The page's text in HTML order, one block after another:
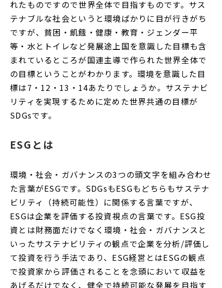
れたものですので世界全体で目指すものです。サス
テナブルな社会というと環境ばかりに目が行きがち
ですが、貧困・飢餓・健康・教育・ジェンダー平
等・水とトイレなど発展途上国を意識した目標も含
まれているところが国連主導で作られた世界全体で
の目標ということがわかります。環境を意識した目
標は7・12・13・14あたりでしょうか。サステナビ
リティを実現するために定めた世界共通の目標が
SDGsです。
ESGとは
環境・社会・ガバナンスの3つの頭文字を組み合わせ
た言葉がESGです。SDGsもESGもどちらもサステナ
ビリティ（持続可能性）に関係する言葉ですが、
ESGは企業を評価する投資視点の言葉です。ESG投
資とは財務面だけでなく環境・社会・ガバナンスと
いったサステナビリティの観点で企業を分析/評価し
て投資を行う手法であり、ESG経営とはESGの観点
で投資家から評価されることを念頭において収益を
あげるだけでなく、健全で持続可能な発展を目指す